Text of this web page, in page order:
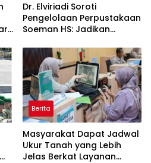
Dr. Elviriadi Soroti
Pengelolaan Perpustakaan
Soeman HS: Jadikan
Kawah Candradimuka
Intelektual
Berita
Masyarakat Dapat Jadwal
Ukur Tanah yang Lebih
Jelas Berkat Layanan